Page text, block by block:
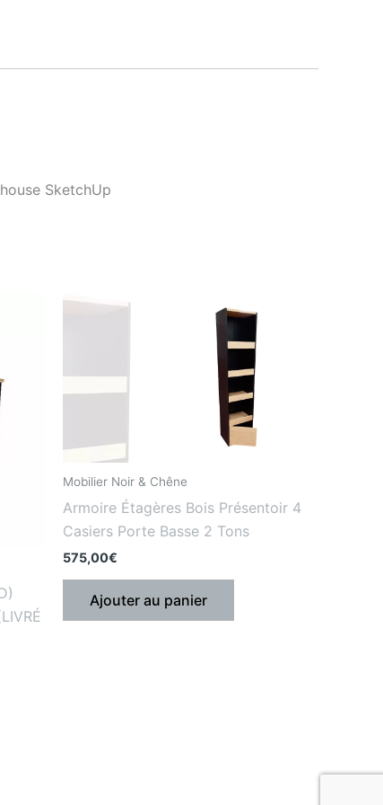
SketchUp
Mobilier Noir & Chêne
Armoire Étagères Bois Présentoir 4
Casiers Porte Basse 2 Tons
575,00€
Ajouter au panier